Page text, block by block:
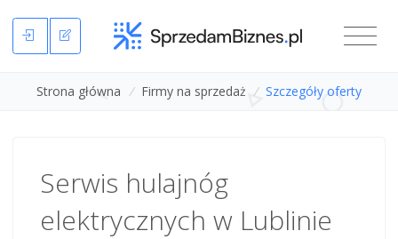
Strona główna / Firmy na sprzedaż / Szczegóły oferty
Serwis hulajnóg
elektrycznych w Lublinie